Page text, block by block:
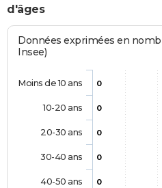
d'âges
Données exprimées en
Insee)
0
0
0
0
0
Moins de 10 ans
10-20 ans
20-30 ans
30-40 ans
40-50 ans